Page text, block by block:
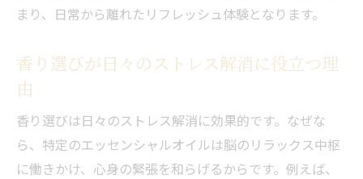
まり、日常から離れたリフレッシュ体験となります。
香り選びが日々のストレス解消に役立つ理
由
香り選びは日々のストレス解消に効果的です。なぜな
ら、特定のエッセンシャルオイルは脳のリラックス中枢
に働きかけ、心身の緊張を和らげるからです。例えば、